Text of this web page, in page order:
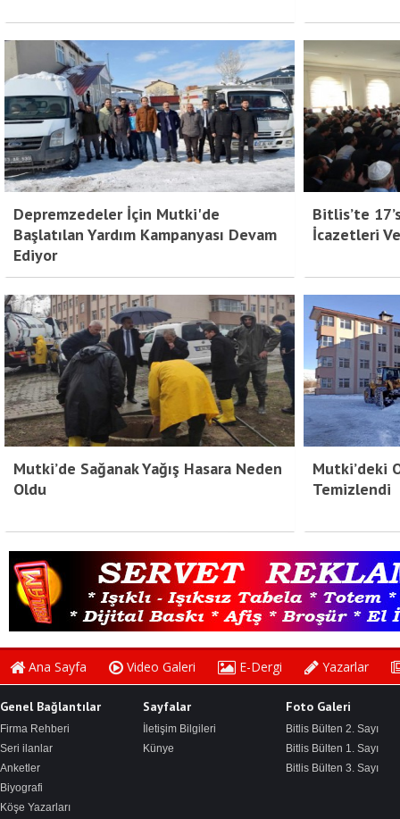
Depremzedeler İçin Mutki'de
Başlatılan Yardım Kampanyası Devam
Ediyor
Bitlis’te
İcazetleri
Mutki’de Sağanak Yağış Hasara Neden
Oldu
Mutki’deki
Temizlendi
Ana Sayfa Video Galeri E-Dergi Yazarlar
Genel Bağlantılar
Firma Rehberi
Seri ilanlar
Anketler
Biyografi
Köşe Yazarları
Sayfalar
İletişim Bilgileri
Künye
Foto Galeri
Bitlis Bülten 2. Sayı
Bitlis Bülten 1. Sayı
Bitlis Bülten 3. Sayı